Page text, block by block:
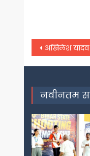
Post
अखिलेश यादव पर
नवीनतम